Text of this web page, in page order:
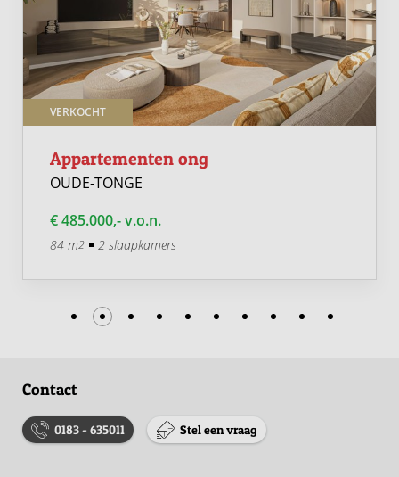
VERKOCHT
Appartementen ong
OUDE-TONGE
€ 485.000,- v.o.n.
84 m2 2 slaapkamers
Contact
0183 - 635011 Stel een vraag